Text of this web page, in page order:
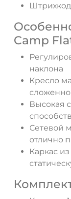
Штрихкод
Camp
наклона
Кресло
Высокая
Сетевой
отлично
Каркас